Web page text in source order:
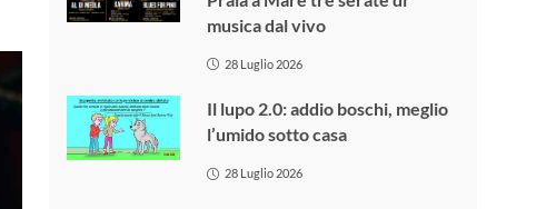
musica dal vivo
28 Luglio 2026
Il lupo 2.0: addio boschi, meglio
l’umido sotto casa
28 Luglio 2026